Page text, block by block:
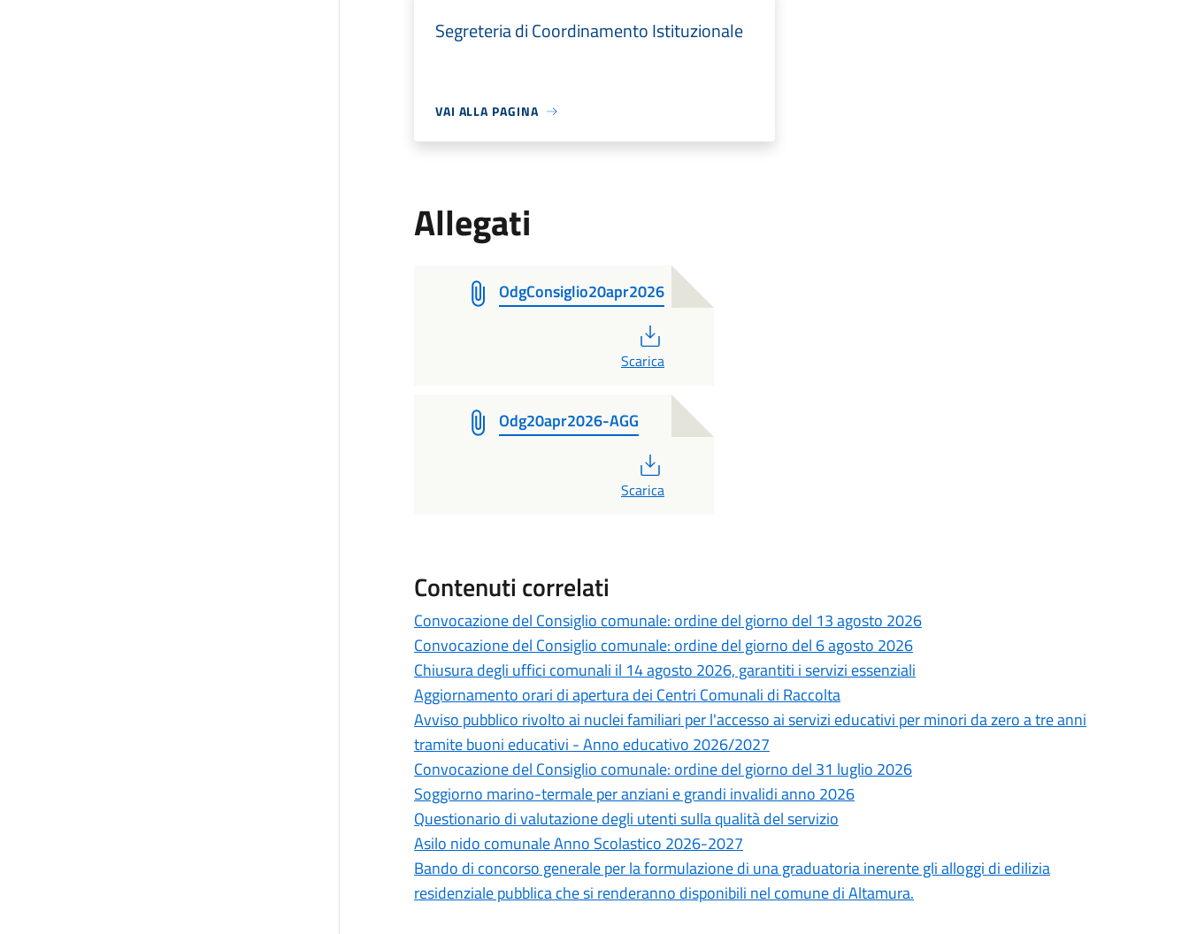
Segreteria di Coordinamento Istituzionale
VAI ALLA PAGINA
Allegati
OdgConsiglio20apr2026
Scarica
Odg20apr2026-AGG
Scarica
Contenuti correlati
Convocazione del Consiglio comunale: ordine del giorno del 13 agosto 2026
Convocazione del Consiglio comunale: ordine del giorno del 6 agosto 2026
Chiusura degli uffici comunali il 14 agosto 2026, garantiti i servizi essenziali
Aggiornamento orari di apertura dei Centri Comunali di Raccolta
Avviso pubblico rivolto ai nuclei familiari per l'accesso ai servizi educativi per minori da zero a tre anni
tramite buoni educativi - Anno educativo 2026/2027
Convocazione del Consiglio comunale: ordine del giorno del 31 luglio 2026
Soggiorno marino-termale per anziani e grandi invalidi anno 2026
Questionario di valutazione degli utenti sulla qualità del servizio
Asilo nido comunale Anno Scolastico 2026-2027
Bando di concorso generale per la formulazione di una graduatoria inerente gli alloggi di edilizia
residenziale pubblica che si renderanno disponibili nel comune di Altamura.